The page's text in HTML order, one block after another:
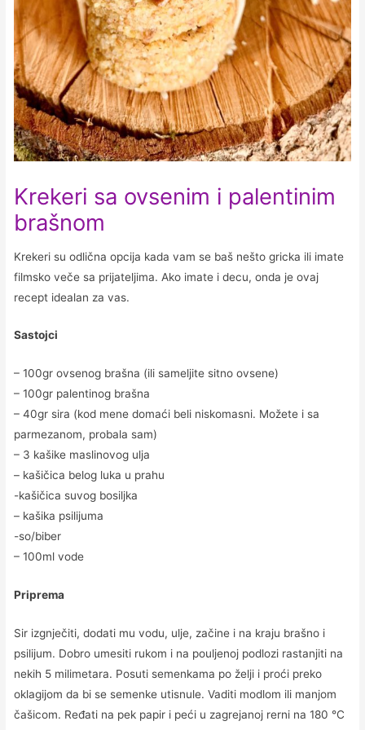
Krekeri sa ovsenim i palentinim
brašnom
Krekeri su odlična opcija kada vam se baš nešto gricka ili imate
filmsko veče sa prijateljima. Ako imate i decu, onda je ovaj
recept idealan za vas.
Sastojci
– 100gr ovsenog brašna (ili sameljite sitno ovsene)
– 100gr palentinog brašna
– 40gr sira (kod mene domaći beli niskomasni. Možete i sa
parmezanom, probala sam)
– 3 kašike maslinovog ulja
– kašičica belog luka u prahu
-kašičica suvog bosiljka
– kašika psilijuma
-so/biber
– 100ml vode
Priprema
Sir izgnječiti, dodati mu vodu, ulje, začine i na kraju brašno i
psilijum. Dobro umesiti rukom i na pouljenoj podlozi rastanjiti na
nekih 5 milimetara. Posuti semenkama po želji i proći preko
oklagijom da bi se semenke utisnule. Vaditi modlom ili manjom
čašicom. Ređati na pek papir i peći u zagrejanoj rerni na 180 °C